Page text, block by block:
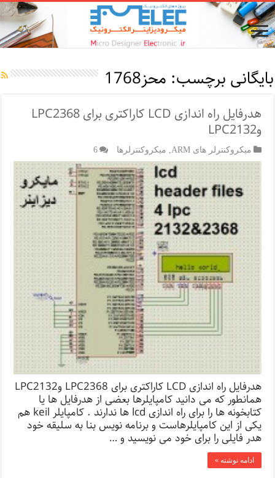
بایگانی برچسب: محز1768
هدرفایل راه اندازی LCD کاراکتری برای LPC2368
وLPC2132
میکروکنترلر های ARM میکروکنترلرها 6
هدرفایل راه اندازی LCD کاراکتری برای LPC2368 وLPC2132
همانطور که می دانید کامپایلرها بعضی از هدرفایل ها یا
کتابخونه ها را برای راه اندازی lcd ها ندارند . کامپایلر keil هم
یکی از این کامپایلرهاست و برنامه نویس بنا به سلیقه خود
هدر فایلی را برای خود می نویسید و …
ادامه نوشته »